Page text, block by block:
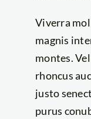
Viverra
magnis
montes.
rhoncus
justo
purus